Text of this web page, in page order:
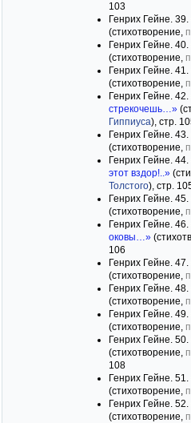
103
Генрих Гейне. 39.
(стихотворение,
Генрих Гейне. 40.
(стихотворение,
Генрих Гейне. 41.
(стихотворение,
Генрих Гейне. 42.
стрекочешь…»
Гиппиуса), стр.
Генрих Гейне. 43.
(стихотворение,
Генрих Гейне. 44.
этот вздор!..»
Толстого), стр.
Генрих Гейне. 45.
(стихотворение,
Генрих Гейне. 46.
оковы…»
106
Генрих Гейне. 47.
(стихотворение,
Генрих Гейне. 48.
(стихотворение,
Генрих Гейне. 49.
(стихотворение,
Генрих Гейне. 50.
(стихотворение,
108
Генрих Гейне. 51.
(стихотворение,
Генрих Гейне. 52.
(стихотворение,